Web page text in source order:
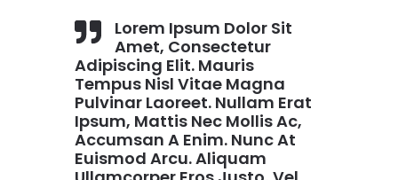
Lorem Ipsum Dolor Sit
Amet, Consectetur
Adipiscing Elit. Mauris
Tempus Nisl Vitae Magna
Pulvinar Laoreet. Nullam Erat
Ipsum, Mattis Nec Mollis Ac,
Accumsan A Enim. Nunc At
Euismod Arcu. Aliquam